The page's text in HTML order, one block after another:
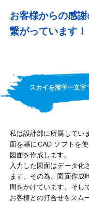
お客様からの感
繋がっています！
スカイを漢字一文字
私は設計部に所属してい
面を基にCAD ソフトを
図面を作成します。
入力した図面はデータ化
ます。その為、図面作成
間をかけています。そし
お客様との打合せをスム